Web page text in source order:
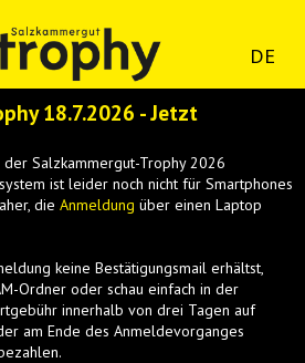
DE
18.7.2026 - Jetzt
Salzkammergut-Trophy 2026
ist leider noch nicht für Smartphones
die Anmeldung über einen Laptop
keine Bestätigungsmail erhältst,
Ordner oder schau einfach in der
innerhalb von drei Tagen auf
am Ende des Anmeldevorganges